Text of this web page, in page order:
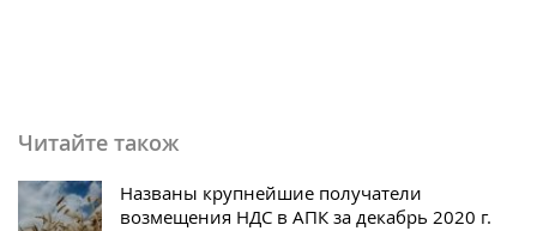
Читайте також
Названы крупнейшие получатели
возмещения НДС в АПК за декабрь 2020 г.